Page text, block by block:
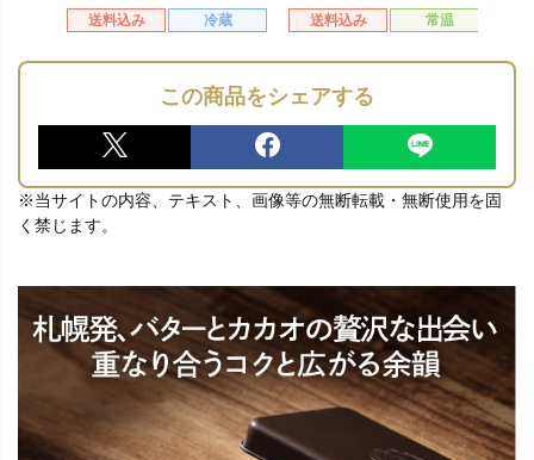
送料込み 冷蔵 送料込み 常温
この商品をシェアする
※当サイトの内容、テキスト、画像等の無断転載・無断使用を固
く禁じます。